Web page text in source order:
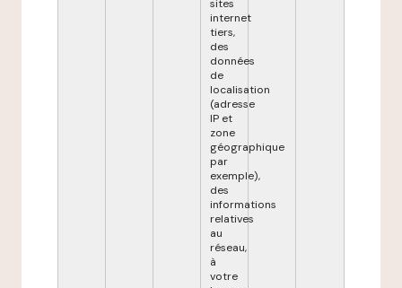
sites
internet
tiers,
des
données
de
localisation
(adresse
IP et
zone
géographique
par
exemple),
des
informations
relatives
au
réseau,
à
votre